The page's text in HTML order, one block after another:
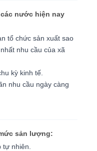
nước hiện nay
tổ chức sản xuất sao
nhu cầu của xã
kỳ kinh tế.
nhu cầu ngày càng
sản lượng:
nhiên.